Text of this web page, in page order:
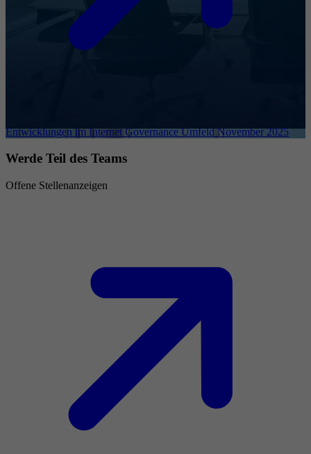
Entwicklungen im Internet Governance Umfeld November 2025
Werde Teil des Teams
Offene Stellenanzeigen